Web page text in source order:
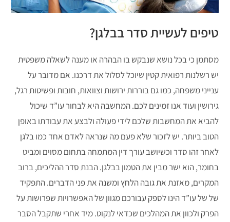
טיפים לעשיית סדר בבלגן?
מסתמן כי בכל נושא שנבקש בו הבהרה או מענה לשאלה משפטית
יש רשלנות רפואית קטין שיוכל לסלול את דרכנו. אם מדובר על
ענייני משפחה, כמו גם בוררות ירושות וצוואות, חובות ופשיטות רגל,
גירושין ועוד אנו זמינים לכם. המחשבה היא לבחור עו”ד שיכול
להביא את המחשבות שלכם לידי פעולה ולבצע את עבודתו באופן
הטוב ביותר. יש לזכור שלא פעם מה שנראה לאדם אחד כמו בלגן
לאחר זהו סדר וכשיושב עורך דין המתמחה בתחום מסוים ומביט
בחומר, הוא ישר מבין את הטמון בבלגן. הבנת סדר ההליכים, ברוב
המקרים, מאזנת את גובה הלחץ ומשנה את פני הדברים. התפקיד
של של עו”ד הינו לספק עבורכם מגוון של האפשרויות שפרושות על
הפרק ולכוון את המהלכים שכדאי לנקוט. מיד אחרי שתקבל הסבר